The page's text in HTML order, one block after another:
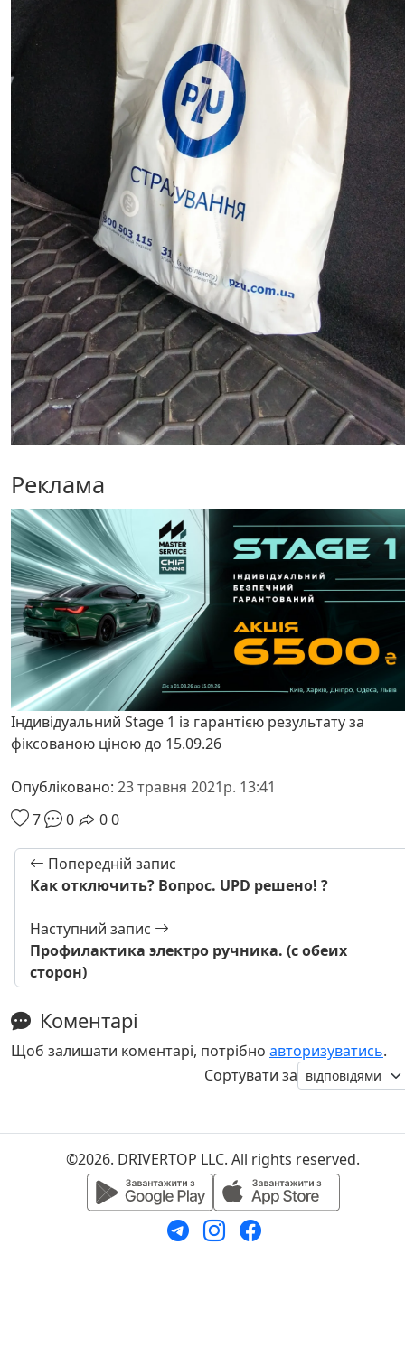
Реклама
Індивідуальний Stage 1 із гарантією результату за
фіксованою ціною до 15.09.26
Опубліковано: 23 травня 2021р. 13:41
7
0 00
Попередній запис
Как отключить? Вопрос. UPD решено! ?
Наступний запис
Профилактика электро ручника. (с обеих
сторон)
Коментарі
Щоб залишати коментарі, потрібно авторизуватись.
Сортувати за
©2026. DRIVERTOP LLC. All rights reserved.